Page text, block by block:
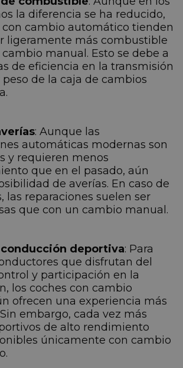
la diferencia se ha reducido,
con cambio automático tienden
ligeramente más combustible
manual. Esto se debe a
de eficiencia en la transmisión
de la caja de cambios
: Aunque las
automáticas modernas son
y requieren menos
que en el pasado, aún
de averías. En caso de
las reparaciones suelen ser
que con un cambio manual.
deportiva: Para
que disfrutan del
y participación en la
los coches con cambio
ofrecen una experiencia más
embargo, cada vez más
de alto rendimiento
únicamente con cambio